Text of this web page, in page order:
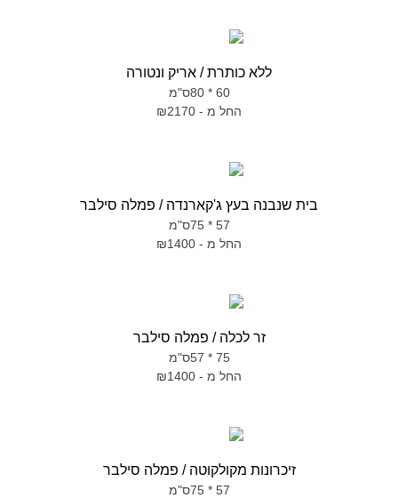
ללא כותרת / אריק ונטורה
60 * 80ס"מ
החל מ - ₪2170
בית שנבנה בעץ ג'קארנדה / פמלה סילבר
57 * 75ס"מ
החל מ - ₪1400
זר לכלה / פמלה סילבר
75 * 57ס"מ
החל מ - ₪1400
זיכרונות מקולקוטה / פמלה סילבר
57 * 75ס"מ